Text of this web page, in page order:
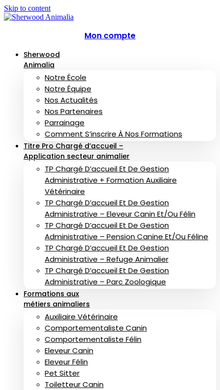
Skip to content
Mon compte
Sherwood
Animalia
Notre École
Notre Équipe
Nos Actualités
Nos Partenaires
Parrainage
Comment S’inscrire À Nos Formations
Titre Pro Chargé d’accueil –
Application secteur animalier
TP Chargé D’accueil Et De Gestion
Administrative + Formation Auxiliaire
Vétérinaire
TP Chargé D’accueil Et De Gestion
Administrative – Eleveur Canin Et/ou Félin
TP Chargé D’accueil Et De Gestion
Administrative – Pension Canine Et/ou Féline
TP Chargé D’accueil Et De Gestion
Administrative – Refuge Animalier
TP Chargé D’accueil Et De Gestion
Administrative – Parc Zoologique
Formations aux
métiers animaliers
Auxiliaire Vétérinaire
Comportementaliste Canin
Comportementaliste Félin
Eleveur Canin
Eleveur Félin
Pet Sitter
Toiletteur Canin